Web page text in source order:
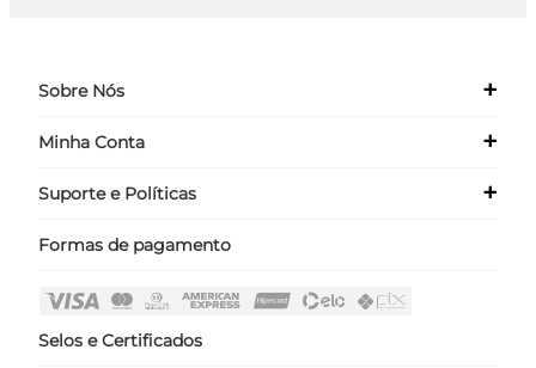
Sobre Nós +
Quem Somos
Minha Conta +
Meus Dados
Suporte e Políticas +
Políticas
Fale Conosco
Formas de pagamento
Selos e Certificados